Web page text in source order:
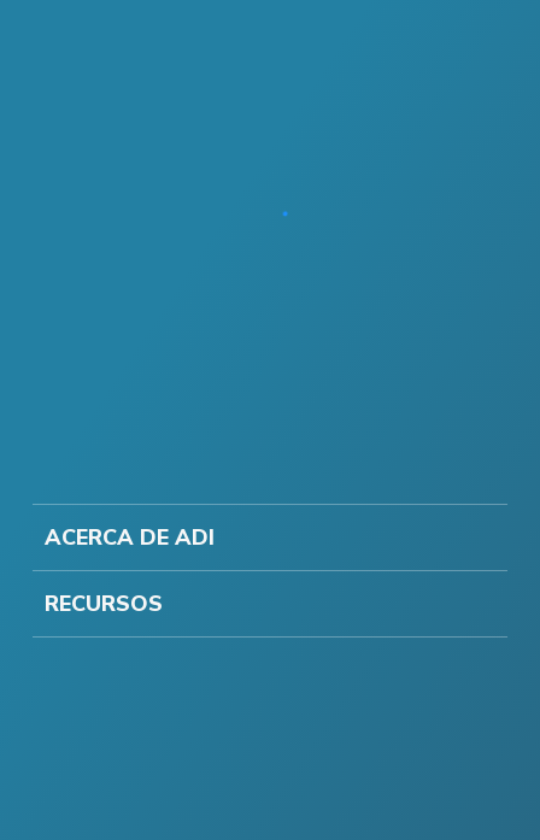
ACERCA DE ADI
RECURSOS